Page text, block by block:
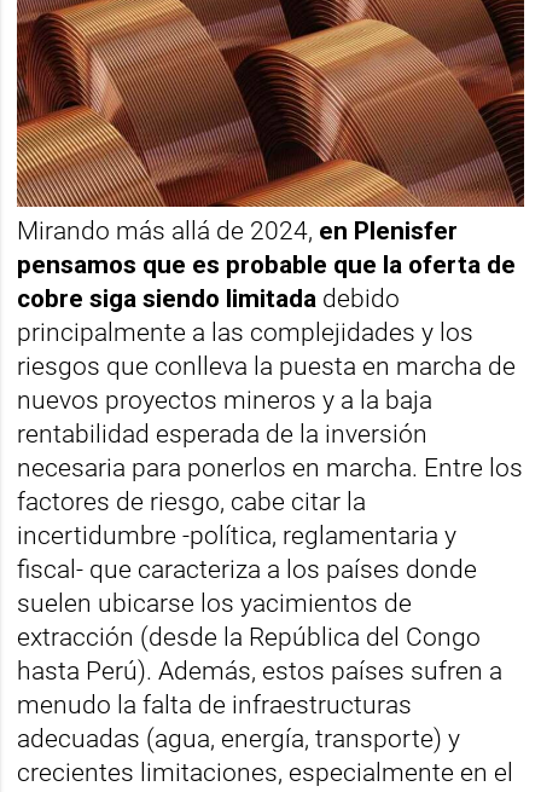
Mirando más allá de 2024, en Plenisfer
pensamos que es probable que la oferta de
cobre siga siendo limitada debido
principalmente a las complejidades y los
riesgos que conlleva la puesta en marcha de
nuevos proyectos mineros y a la baja
rentabilidad esperada de la inversión
necesaria para ponerlos en marcha. Entre los
factores de riesgo, cabe citar la
incertidumbre -política, reglamentaria y
fiscal- que caracteriza a los países donde
suelen ubicarse los yacimientos de
extracción (desde la República del Congo
hasta Perú). Además, estos países sufren a
menudo la falta de infraestructuras
adecuadas (agua, energía, transporte) y
crecientes limitaciones, especialmente en el